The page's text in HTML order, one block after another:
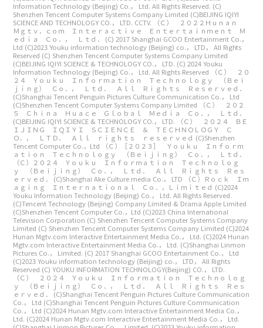
Information Technology (Beijing) Co.， Ltd. All Rights Reserved. (C)
Shenzhen Tencent Computer Systems Company Limited (C)BEIJING IQIYI
SCIENCE AND TECHNOLOGY CO.， LTD. CCTV.
（Ｃ） ２０２２Ｈｕｎａｎ
Ｍｇｔｖ．ｃｏｍ Ｉｎｔｅｒａｃｔｉｖｅ Ｅｎｔｅｒｔａｉｎｍｅｎｔ Ｍ
ｅｄｉａ Ｃｏ．， Ｌｔｄ． (C) 2017 Shanghai GCOO Entertainment Co.，
Ltd (C)2023 Youku information technology (Beijing) co.， LTD， All Rights
Reserved (C) Shenzhen Tencent Computer Systems Company Limited
(C)BEIJING IQIYI SCIENCE & TECHNOLOGY CO.， LTD. (C) 2024 Youku
Information Technology (Beijing) Co.， Ltd. All Rights Reserved
（Ｃ） ２０
２４ Ｙｏｕｋｕ Ｉｎｆｏｒｍａｔｉｏｎ Ｔｅｃｈｎｏｌｏｇｙ （Ｂｅｉ
ｊｉｎｇ） Ｃｏ．， Ｌｔｄ． Ａｌｌ Ｒｉｇｈｔｓ Ｒｅｓｅｒｖｅｄ．
(C)Shanghai Tencent Penguin Pictures Culture Communication Co.， Ltd
(C)Shenzhen Tencent Computer Systems Company Limited
（Ｃ） ２０２
５ Ｃｈｉｎａ Ｈｕａｃｅ Ｇｌｏｂａｌ Ｍｅｄｉａ Ｃｏ．， Ｌｔｄ．
(C)BEIJING IQIYI SCIENCE & TECHNOLOGY CO.， LTD.
（Ｃ） ２０２４ ＢＥ
ＩＪＩＮＧ ＩＱＩＹＩ ＳＣＩＥＮＣＥ ＆ ＴＥＣＨＮＯＬＯＧＹ Ｃ
Ｏ．， ＬＴＤ． Ａｌｌ ｒｉｇｈｔｓ ｒｅｓｅｒｖｅｄ (C)Shenzhen
Tencent Computer Co.，Ltd
（Ｃ）［２０２３］ Ｙｏｕｋｕ Ｉｎｆｏｒｍ
ａｔｉｏｎ Ｔｅｃｈｎｏｌｏｇｙ （Ｂｅｉｊｉｎｇ） Ｃｏ．， Ｌｔｄ．
（Ｃ）２０２４ Ｙｏｕｋｕ Ｉｎｆｏｒｍａｔｉｏｎ Ｔｅｃｈｎｏｌｏｇ
ｙ （Ｂｅｉｊｉｎｇ） Ｃｏ．， Ｌｔｄ． Ａｌｌ Ｒｉｇｈｔｓ Ｒｅｓ
ｅｒｖｅｄ． (C)Shanghai Ake Culture media Co.， LTD
（Ｃ）Ｒｏｃｋ Ｉｍ
ａｇｉｎｇ Ｉｎｔｅｒｎａｔｉｏｎａｌ Ｃｏ．，Ｌｉｍｉｔｅｄ (C)2024
Youku Information Technology (Beijing) Co.， Ltd. All Rights Reserved.
(C)Tencent Technology (Beijing) Company Limited & Drama Apple Limited
(C)Shenzhen Tencent Computer Co.，Ltd (C)2023 China International
Television Corporation (C) Shenzhen Tencent Computer Systems Company
Limited (C) Shenzhen Tencent Computer Systems Company Limited (C)2024
Hunan Mgtv.com Interactive Entertainment Media Co.， Ltd. (C)2024 Hunan
Mgtv.com Interactive Entertainment Media Co.， Ltd. (C)Shanghai Linmon
Pictures Co.， Limited. (C) 2017 Shanghai GCOO Entertainment Co.， Ltd
(C)2023 Youku information technology (Beijing) co.， LTD， All Rights
Reserved (C) YOUKU INFORMATION TECHNOLOGY(Beijing) CO.， LTD.
（Ｃ） ２０２４ Ｙｏｕｋｕ Ｉｎｆｏｒｍａｔｉｏｎ Ｔｅｃｈｎｏｌｏｇ
ｙ （Ｂｅｉｊｉｎｇ） Ｃｏ．， Ｌｔｄ． Ａｌｌ Ｒｉｇｈｔｓ Ｒｅｓ
ｅｒｖｅｄ． (C)Shanghai Tencent Penguin Pictures Culture Communication
Co.， Ltd (C)Shanghai Tencent Penguin Pictures Culture Communication
Co.， Ltd (C)2024 Hunan Mgtv.com Interactive Entertainment Media Co.，
Ltd. (C)2024 Hunan Mgtv.com Interactive Entertainment Media Co.， Ltd.